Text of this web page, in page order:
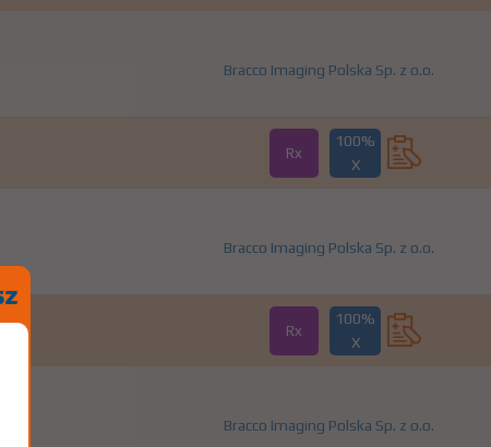
Bracco Imaging Polska Sp. z o.o.
Rx
100%
X
Bracco Imaging Polska Sp. z o.o.
Rx
100%
X
Bracco Imaging Polska Sp. z o.o.